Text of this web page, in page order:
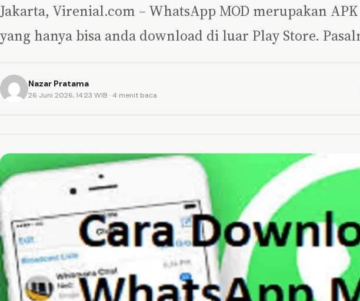
Jakarta, Virenial.com – WhatsApp MOD merupakan
yang hanya bisa anda download di luar Play Store.
Nazar Pratama
26 Juni 2026, 14:23 WIB · 4 menit baca